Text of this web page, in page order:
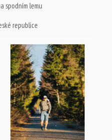
spodním lemu
republice